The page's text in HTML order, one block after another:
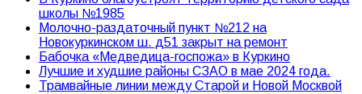
школы №1985
Молочно-раздаточный пункт №212 на
Новокуркинском ш. д51 закрыт на ремонт
Бабочка «Медведица-госпожа» в Куркино
Лучшие и худшие районы СЗАО в мае 2024 года.
Трамвайные линии между Старой и Новой Москвой